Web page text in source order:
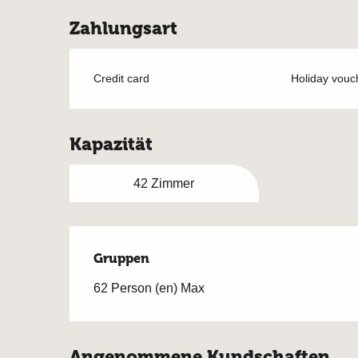
Zahlungsart
Credit card Holiday
Kapazität
42 Zimmer
Gruppen
Gruppen
62 Person (en) Max